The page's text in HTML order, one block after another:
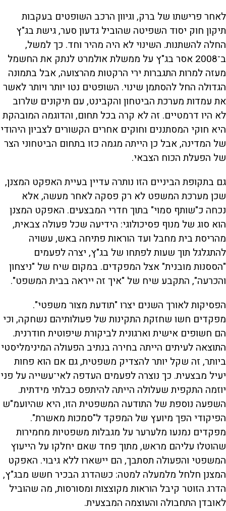
לאחר פרישתו של ברק, וגיוון הרכב השופטים בעקבות
תיקון חוק יסוד השפיטה שהוביל גדעון סער, גישת בג"ץ
החלה להשתנות. השינוי לא היה מהיר וחד. כך למשל,
ב־2008 אסר בג"ץ על ממשלת אולמרט לנתק את החשמל
מעזה למרות התגברות ירי הרקטות מהרצועה, אבל בתמונה
הגדולה החל להסתמן שינוי. השופטים נטו יותר ויותר לאשר
את עמדות מערכת הביטחון והקבינט, עם תיקונים שלרוב
לא היו דרמטיים. זה לא קרה בכל תחום, והדוגמה המובהקת
היא חוקי המסתננים וחוקים אחרים הקשורים לצביון היהודי
של המדינה, אבל כן הייתה מגמה כזו בתחום הביטחוני הצר
של הפעלת הכוח הצבאי.
גם בתקופת הביניים הזו נותרה עדיין בעיית האפקט המצנן,
שכן מערכת המשפט לא רק פסקה לאחר מעשה, אלא
נכחה כ"שותף סמוי" בתוך חדרי המבצעים. האפקט המצנן
הוא סוג של מנוף פסיכולוגי: הידיעה שכל פעולה צבאית,
מהריסת בית מחבל ועד הוראות פתיחה באש, עשויה
להתגלגל תוך שעות לפתחו של בג"ץ, יצרה לפעמים
"הססנות מובנית" אצל המפקדים. במקום שיח של "ניצחון
והכרעה", התקבע שיח של "איך זה ייראה בבית המשפט".
הפסיקות לאורך השנים יצרו "תודעת מצור משפטי".
מפקדים חשו שחזקת התקינות של פעולותיהם נשחקה, וכי
הם חשופים אישית וארגונית לביקורת שיפוטית חודרנית.
התוצאה לעיתים הייתה בחירה בנתיב הפעולה המינימליסטי
ביותר, זה שקל יותר להצדיק משפטית, גם אם הוא פחות
יעיל מבצעית. כך נוצרה לפעמים העדפה לאי־עשייה על פני
יוזמה התקפית שעלולה הייתה להיתפס כבלתי מידתית.
השפעה נוספת של התודעה המשפטית הזו, היא שהיועמ"ש
הפיקודי הפך מיועץ של המפקד ל"סמכות מאשרת".
מפקדים נמנעו מלערער על מגבלות משפטיות מחמירות
שהוטלו עליהם מראש, מתוך פחד שאם יחלקו על הייעוץ
המשפטי והפעולה תסתבך, הם יישארו ללא גיבוי. האפקט
המצנן חלחל מלמעלה למטה: כשהדרג הבכיר חשש מבג"ץ,
הדרג הזוטר קיבל הוראות מקוצצות ומסורסות, מה שהוביל
לאובדן התחבולה והעוצמה המבצעית.